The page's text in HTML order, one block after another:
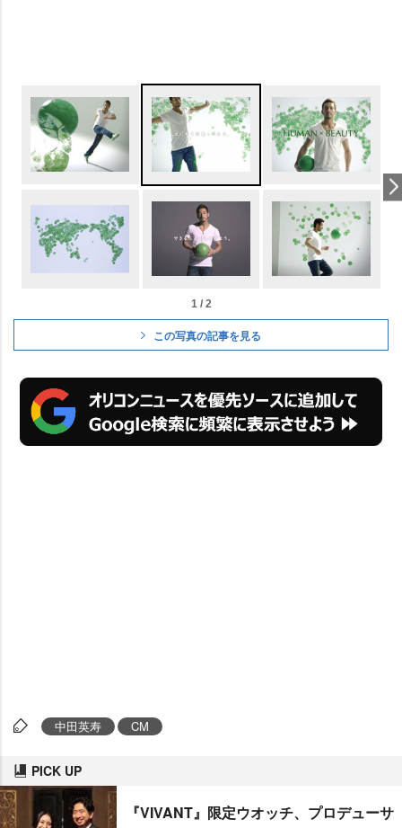
1 / 2
この写真の記事を見る
中田英寿 CM
PICK UP
『VIVANT』限定ウオッチ、プロデューサ